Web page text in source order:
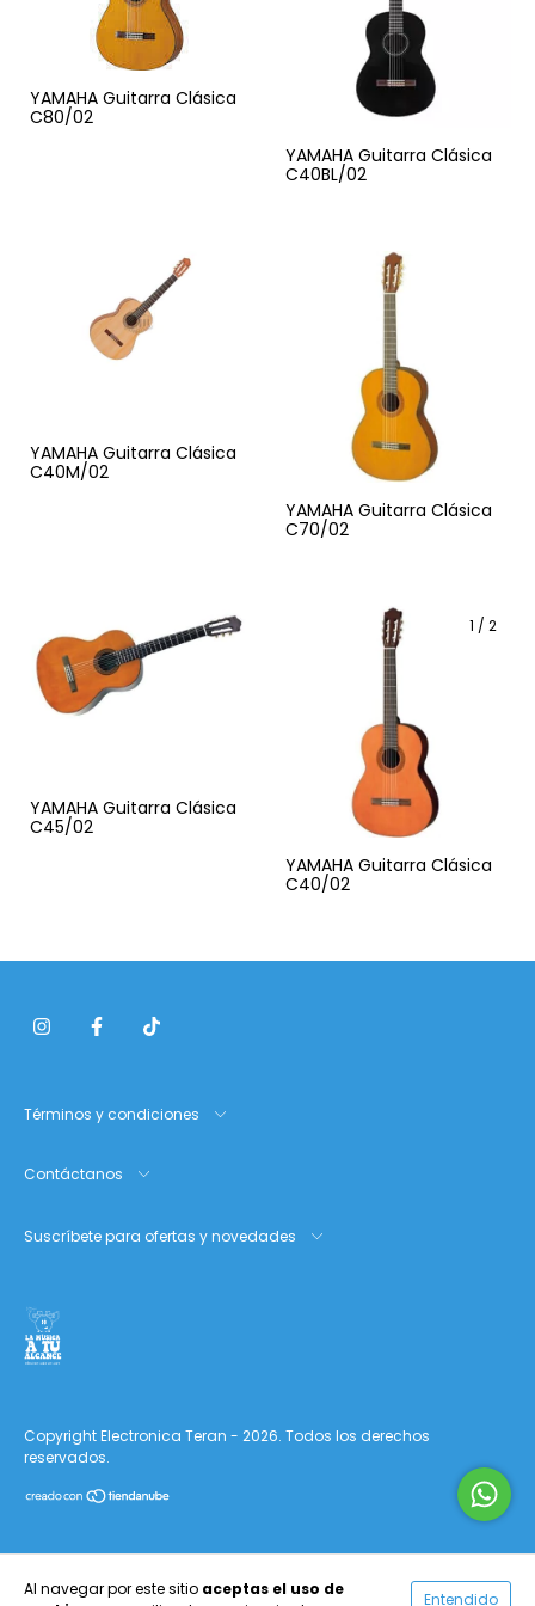
Al navegar por este sitio aceptas el uso de
Entendido
YAMAHA Guitarra Clásica
C80/02
YAMAHA Guitarra Clásica
C40BL/02
YAMAHA Guitarra Clásica
C40M/02
YAMAHA Guitarra Clásica
C70/02
YAMAHA Guitarra Clásica
C45/02
1 / 2
YAMAHA Guitarra Clásica
C40/02
Términos y condiciones
Contáctanos
Suscríbete para ofertas y novedades
Copyright Electronica Teran - 2026. Todos los derechos
reservados.